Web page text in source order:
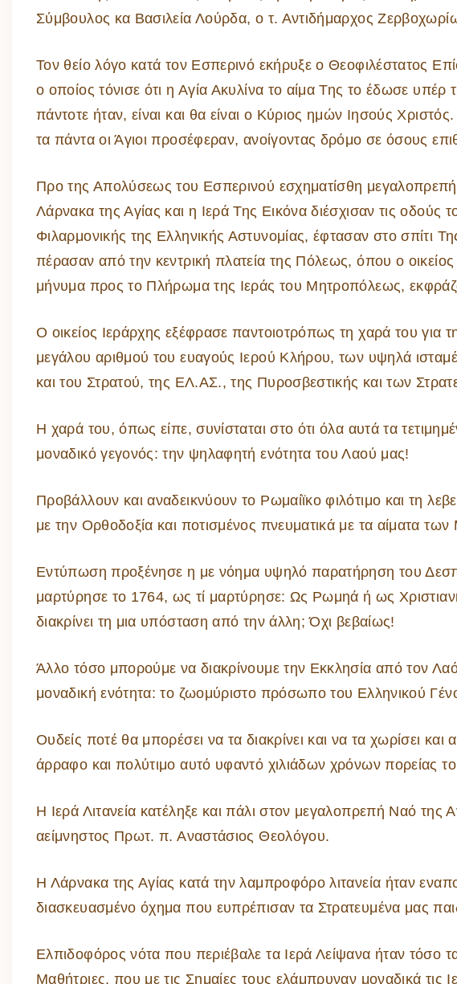
Σύμβουλος κα Βασιλεία Λούρδα, ο τ. Αντιδήμαρχος
Τον θείο λόγο κατά τον Εσπερινό εκήρυξε ο Θεοφιλέστατος
ο οποίος τόνισε ότι η Αγία Ακυλίνα το αίμα Της το έδωσε υπέρ
πάντοτε ήταν, είναι και θα είναι ο Κύριος ημών Ιησούς
τα πάντα οι Άγιοι προσέφεραν, ανοίγοντας δρόμο σε όσους
Προ της Απολύσεως του Εσπερινού εσχηματίσθη
Λάρνακα της Αγίας και η Ιερά Της Εικόνα διέσχισαν τις οδούς
Φιλαρμονικής της Ελληνικής Αστυνομίας, έφτασαν στο σπίτι
πέρασαν από την κεντρική πλατεία της Πόλεως, όπου ο
μήνυμα προς το Πλήρωμα της Ιεράς του Μητροπόλεως,
Ο οικείος Ιεράρχης εξέφρασε παντοιοτρόπως τη χαρά του
μεγάλου αριθμού του ευαγούς Ιερού Κλήρου, των υψηλά
και του Στρατού, της ΕΛ.ΑΣ., της Πυροσβεστικής και των
Η χαρά του, όπως είπε, συνίσταται στο ότι όλα αυτά τα
μοναδικό γεγονός: την ψηλαφητή ενότητα του Λαού μας!
Προβάλλουν και αναδεικνύουν το Ρωμαίϊκο φιλότιμο και τη
με την Ορθοδοξία και ποτισμένος πνευματικά με τα αίματα
Εντύπωση προξένησε η με νόημα υψηλό παρατήρηση του
μαρτύρησε το 1764, ως τί μαρτύρησε: Ως Ρωμηά ή ως
διακρίνει τη μια υπόσταση από την άλλη; Όχι βεβαίως!
Άλλο τόσο μπορούμε να διακρίνουμε την Εκκλησία από τον
μοναδική ενότητα: το ζωομύριστο πρόσωπο του Ελληνικού
Ουδείς ποτέ θα μπορέσει να τα διακρίνει και να τα χωρίσει και
άρραφο και πολύτιμο αυτό υφαντό χιλιάδων χρόνων πορείας
Η Ιερά Λιτανεία κατέληξε και πάλι στον μεγαλοπρεπή Ναό της
αείμνηστος Πρωτ. π. Αναστάσιος Θεολόγου.
Η Λάρνακα της Αγίας κατά την λαμπροφόρο λιτανεία ήταν
διασκευασμένο όχημα που ευπρέπισαν τα Στρατευμένα μας
Ελπιδοφόρος νότα που περιέβαλε τα Ιερά Λείψανα ήταν τόσο
Μαθήτριες, που με τις Σημαίες τους ελάμπρυναν μοναδικά τις